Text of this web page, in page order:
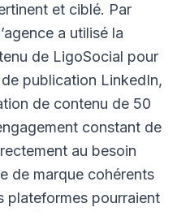
et ciblé. Par
a utilisé la
de LigoSocial pour
publication LinkedIn,
de contenu de 50
constant de
au besoin
de marque cohérents
plateformes pourraient